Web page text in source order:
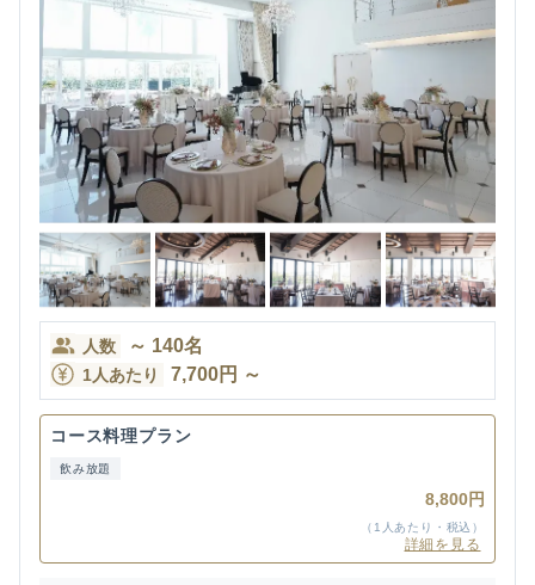
人数 ～ 140名
1人あたり 7,700円 ～
コース料理プラン
飲み放題
8,800円
（1人あたり・税込）
詳細を見る